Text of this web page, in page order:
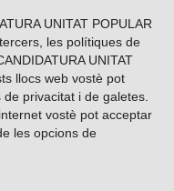
UNITAT POPULAR
les polítiques de
UNITAT
llocs web vostè pot
privacitat i de galetes.
vostè pot acceptar
les opcions de
socials